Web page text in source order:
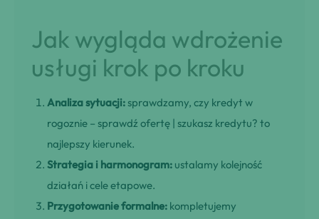
Jak wygląda wdrożenie
usługi krok po kroku
Analiza sytuacji: sprawdzamy, czy kredyt w
rogoznie – sprawdź ofertę | szukasz kredytu? to
najlepszy kierunek.
Strategia i harmonogram: ustalamy kolejność
działań i cele etapowe.
Przygotowanie formalne: kompletujemy